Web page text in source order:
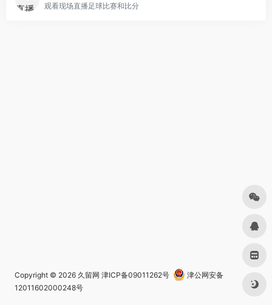
观看现场直播足球比赛和比分
Copyright © 2026 久留网 津ICP备09011262号
津公网安备
12011602000248号